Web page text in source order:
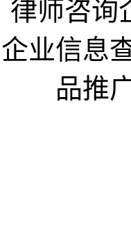
律师咨询
企业信息
品推